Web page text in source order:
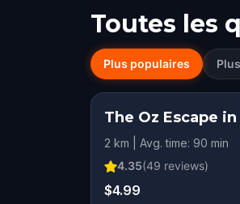
Toutes les
Plus populaires
The Oz Escape
2 km | Avg. time: 90 min
4.35(49 reviews)
$4.99